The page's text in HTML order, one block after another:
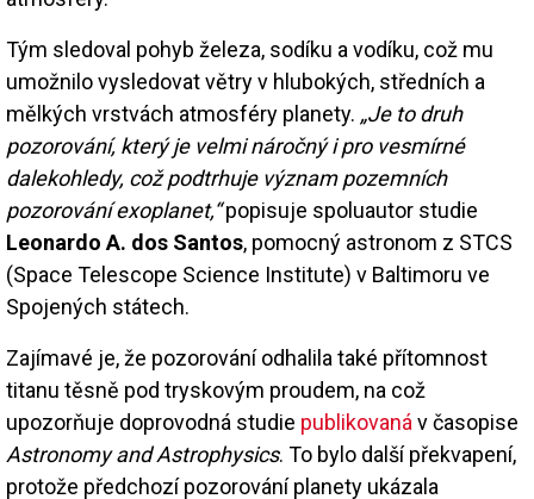
Tým sledoval pohyb železa, sodíku a vodíku, což mu
umožnilo vysledovat větry v hlubokých, středních a
mělkých vrstvách atmosféry planety. „Je to druh
pozorování, který je velmi náročný i pro vesmírné
dalekohledy, což podtrhuje význam pozemních
pozorování exoplanet,“popisuje spoluautor studie
Leonardo A. dos Santos, pomocný astronom z STCS
(Space Telescope Science Institute) v Baltimoru ve
Spojených státech.
Zajímavé je, že pozorování odhalila také přítomnost
titanu těsně pod tryskovým proudem, na což
upozorňuje doprovodná studie publikovaná v časopise
Astronomy and Astrophysics. To bylo další překvapení,
protože předchozí pozorování planety ukázala